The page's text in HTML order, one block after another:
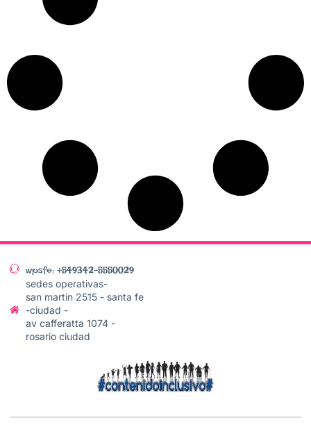
wpsfe: +549342-5550029
sedes operativas-
san martin 2515 - santa fe
-ciudad -
av cafferatta 1074 -
rosario ciudad